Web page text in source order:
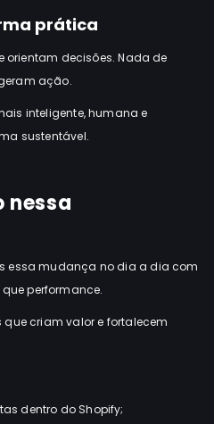
prática
orientam decisões. Nada de
ação.
inteligente, humana e
sustentável.
nessa
essa mudança no dia a dia com
performance.
criam valor e fortalecem
dentro do Shopify;